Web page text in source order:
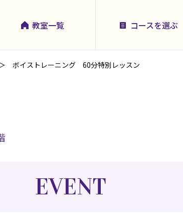
教室一覧 コースを選ぶ
ボイストレーニング 60分特別レッスン
EVENT